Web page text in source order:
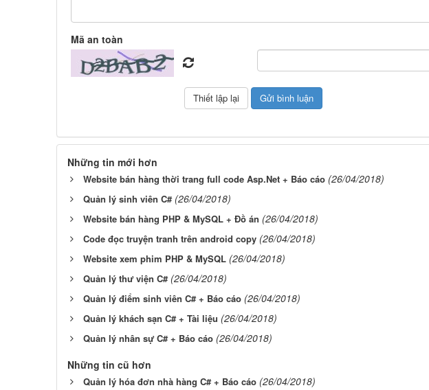
Mã an toàn
Những tin mới hơn
Website bán hàng thời trang full code Asp.Net + Báo cáo (26/04/2018)
Quản lý sinh viên C# (26/04/2018)
Website bán hàng PHP & MySQL + Đồ án (26/04/2018)
Code đọc truyện tranh trên android copy (26/04/2018)
Website xem phim PHP & MySQL (26/04/2018)
Quản lý thư viện C# (26/04/2018)
Quản lý điểm sinh viên C# + Báo cáo (26/04/2018)
Quản lý khách sạn C# + Tài liệu (26/04/2018)
Quản lý nhân sự C# + Báo cáo (26/04/2018)
Những tin cũ hơn
Quản lý hóa đơn nhà hàng C# + Báo cáo (26/04/2018)